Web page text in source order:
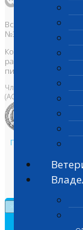
Все права
№395740 от 2008
Копирование,
размещенных на
письменного
Член Национальной
(АСРО НВП)
Политика в